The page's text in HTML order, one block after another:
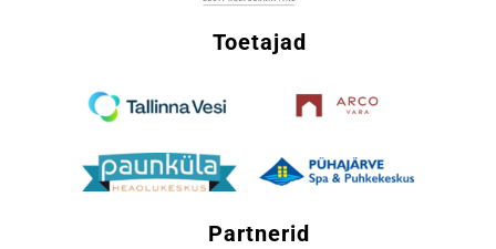
Toetajad
Partnerid